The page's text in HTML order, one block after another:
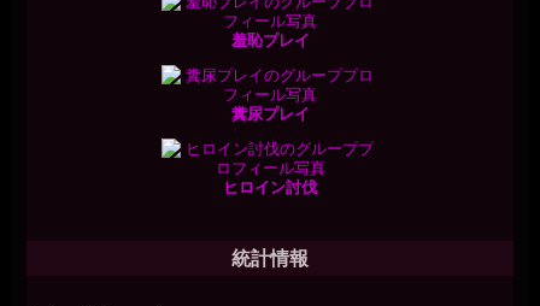
羞恥プレイ
糞尿プレイ
ヒロイン討伐
統計情報